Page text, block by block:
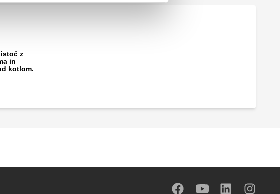
z
in
kotlom.